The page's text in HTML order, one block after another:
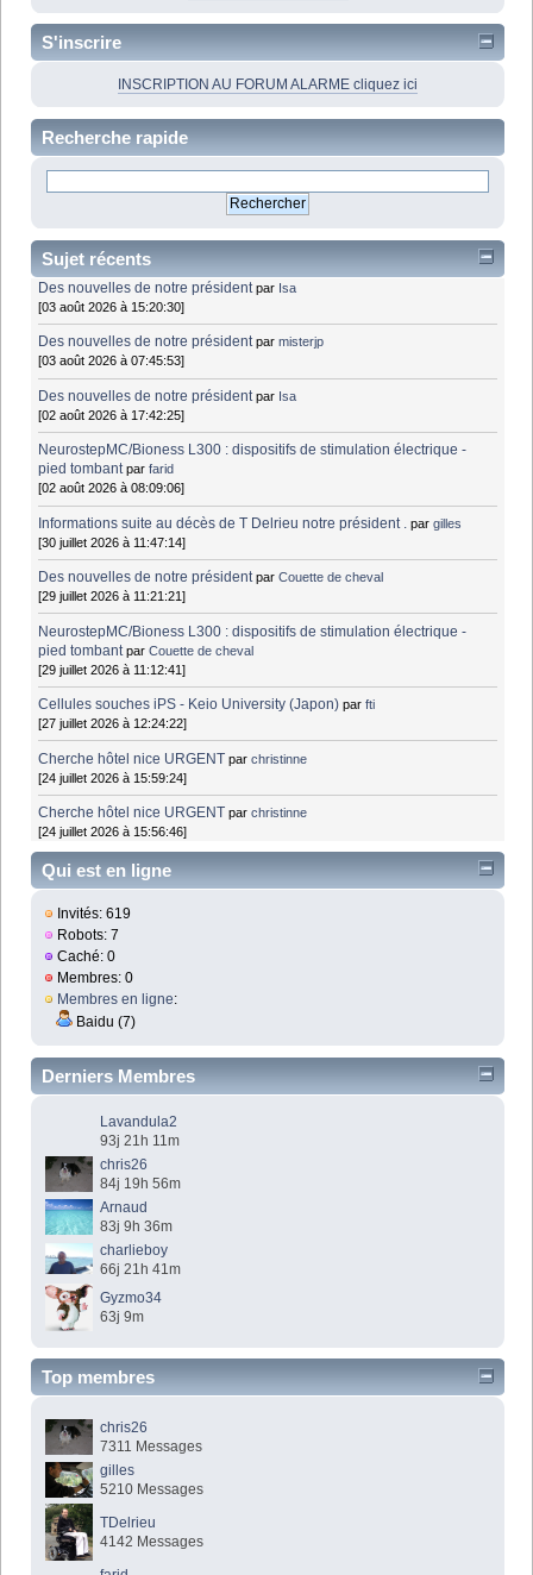
S'inscrire
INSCRIPTION AU FORUM ALARME cliquez ici
Recherche rapide
Sujet récents
Des nouvelles de notre président par Isa
[03 août 2026 à 15:20:30]
Des nouvelles de notre président parmisterjp
[03 août 2026 à 07:45:53]
Des nouvelles de notre président par Isa
[02 août 2026 à 17:42:25]
NeurostepMC/Bioness L300 : dispositifs de stimulation électrique -
pied tombant parfarid
[02 août 2026 à 08:09:06]
Informations suite au décès de T Delrieu notre président . pargilles
[30 juillet 2026 à 11:47:14]
Des nouvelles de notre président parCouette de cheval
[29 juillet 2026 à 11:21:21]
NeurostepMC/Bioness L300 : dispositifs de stimulation électrique -
pied tombant parCouette de cheval
[29 juillet 2026 à 11:12:41]
Cellules souches iPS - Keio University (Japon) parfti
[27 juillet 2026 à 12:24:22]
Cherche hôtel nice URGENT parchristinne
[24 juillet 2026 à 15:59:24]
Cherche hôtel nice URGENT parchristinne
[24 juillet 2026 à 15:56:46]
Qui est en ligne
Invités: 619
Robots: 7
Caché: 0
Membres: 0
Membres en ligne:
Baidu (7)
Derniers Membres
Lavandula2
93j 21h 11m
chris26
84j 19h 56m
Arnaud
83j 9h 36m
charlieboy
66j 21h 41m
Gyzmo34
63j 9m
Top membres
chris26
7311 Messages
gilles
5210 Messages
TDelrieu
4142 Messages